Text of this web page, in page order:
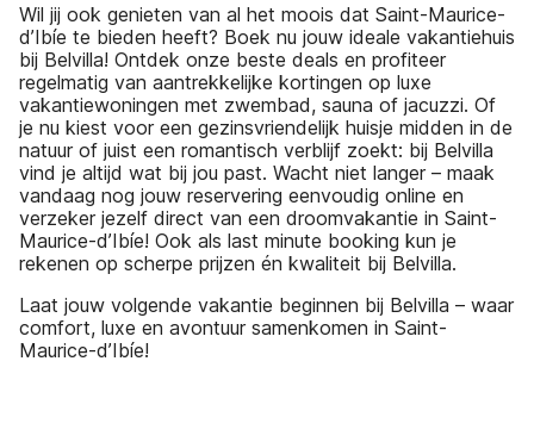
Wil jij ook genieten van al het moois dat Saint-Maurice-
d’Ibíe te bieden heeft? Boek nu jouw ideale vakantiehuis
bij Belvilla! Ontdek onze beste deals en profiteer
regelmatig van aantrekkelijke kortingen op luxe
vakantiewoningen met zwembad, sauna of jacuzzi. Of
je nu kiest voor een gezinsvriendelijk huisje midden in de
natuur of juist een romantisch verblijf zoekt: bij Belvilla
vind je altijd wat bij jou past. Wacht niet langer – maak
vandaag nog jouw reservering eenvoudig online en
verzeker jezelf direct van een droomvakantie in Saint-
Maurice-d’Ibíe! Ook als last minute booking kun je
rekenen op scherpe prijzen én kwaliteit bij Belvilla.
Laat jouw volgende vakantie beginnen bij Belvilla – waar
comfort, luxe en avontuur samenkomen in Saint-
Maurice-d’Ibíe!